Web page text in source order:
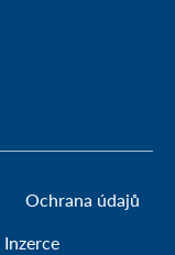
Ochrana údajů
Inzerce